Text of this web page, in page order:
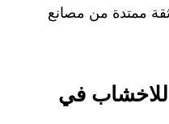
ممتدة من مصانع
للاخشاب في